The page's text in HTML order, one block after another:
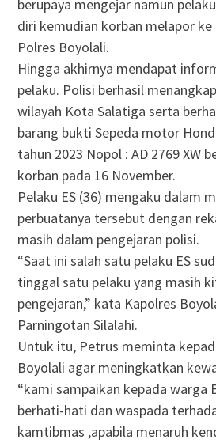
berupaya mengejar namun
diri kemudian korban melapor ke
Polres Boyolali.
Hingga akhirnya mendapat
pelaku. Polisi berhasil
wilayah Kota Salatiga serta
barang bukti Sepeda motor
tahun 2023 Nopol : AD 2769 XW
korban pada 16 November.
Pelaku ES (36) mengaku dalam
perbuatanya tersebut dengan
masih dalam pengejaran polisi.
“Saat ini salah satu pelaku ES
tinggal satu pelaku yang masih
pengejaran,” kata Kapolres
Parningotan Silalahi.
Untuk itu, Petrus meminta
Boyolali agar meningkatkan
“kami sampaikan kepada warga
berhati-hati dan waspada
kamtibmas ,apabila menaruh